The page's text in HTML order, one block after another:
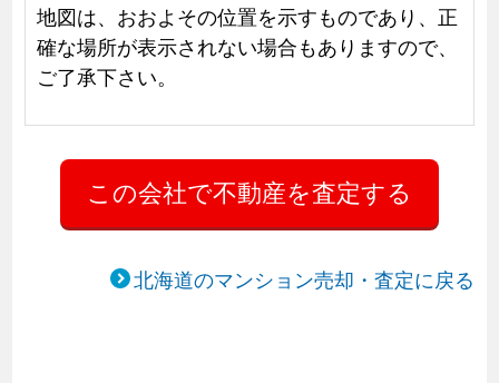
地図は、おおよその位置を示すものであり、正
確な場所が表示されない場合もありますので、
ご了承下さい。
北海道のマンション売却・査定に戻る